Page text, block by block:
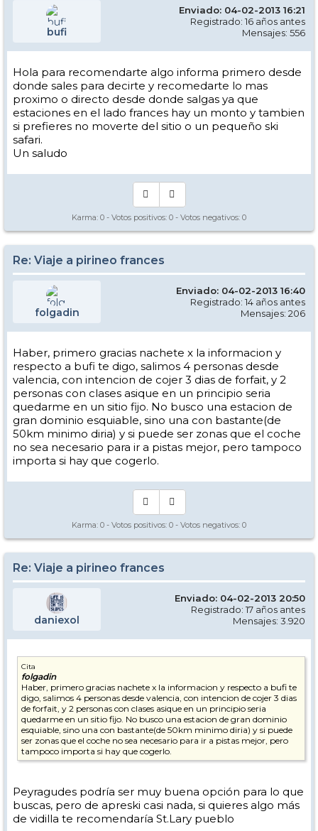
bufi
Enviado: 04-02-2013 16:21
Registrado: 16 años antes
Mensajes: 556
Hola para recomendarte algo informa primero desde
donde sales para decirte y recomedarte lo mas
proximo o directo desde donde salgas ya que
estaciones en el lado frances hay un monto y tambien
si prefieres no moverte del sitio o un pequeño ski
safari.
Un saludo
Karma: 0 - Votos positivos: 0 - Votos negativos: 0
Re: Viaje a pirineo frances
folgadin
Enviado: 04-02-2013 16:40
Registrado: 14 años antes
Mensajes: 206
Haber, primero gracias nachete x la informacion y
respecto a bufi te digo, salimos 4 personas desde
valencia, con intencion de cojer 3 dias de forfait, y 2
personas con clases asique en un principio seria
quedarme en un sitio fijo. No busco una estacion de
gran dominio esquiable, sino una con bastante(de
50km minimo diria) y si puede ser zonas que el coche
no sea necesario para ir a pistas mejor, pero tampoco
importa si hay que cogerlo.
Karma: 0 - Votos positivos: 0 - Votos negativos: 0
Re: Viaje a pirineo frances
daniexol
Enviado: 04-02-2013 20:50
Registrado: 17 años antes
Mensajes: 3.920
Cita
folgadin
Haber, primero gracias nachete x la informacion y respecto a bufi te
digo, salimos 4 personas desde valencia, con intencion de cojer 3 dias
de forfait, y 2 personas con clases asique en un principio seria
quedarme en un sitio fijo. No busco una estacion de gran dominio
esquiable, sino una con bastante(de 50km minimo diria) y si puede
ser zonas que el coche no sea necesario para ir a pistas mejor, pero
tampoco importa si hay que cogerlo.
Peyragudes podría ser muy buena opción para lo que
buscas, pero de apreski casi nada, si quieres algo más
de vidilla te recomendaría St.Lary pueblo